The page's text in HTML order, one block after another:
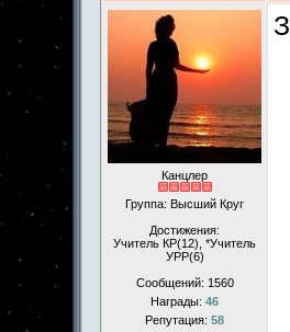
Канцлер
Группа: Высший Круг
Достижения:
Учитель КР(12), *Учитель
УРР(6)
Сообщений: 1560
Награды: 46
Репутация: 58